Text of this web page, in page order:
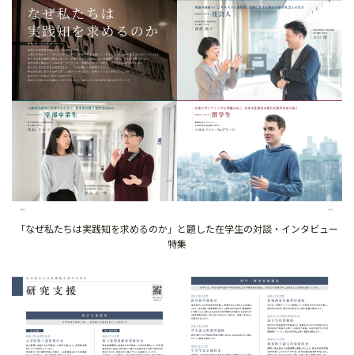
「なぜ私たちは実践知を求めるのか」と題した在学生の対談・インタビュー
特集